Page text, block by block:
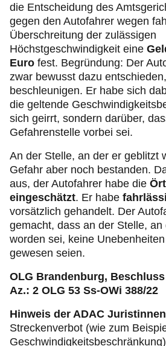
die Entscheidung des
gegen den Autofahrer wegen
Überschreitung der zulässigen
Höchstgeschwindigkeit eine
Euro fest. Begründung: Der
zwar bewusst dazu
beschleunigen. Er habe sich
die geltende
sich geirrt, sondern darüber,
Gefahrenstelle vorbei sei.
An der Stelle, an der er geblitzt
Gefahr aber noch bestanden.
aus, der Autofahrer habe die
eingeschätzt. Er habe
vorsätzlich gehandelt. Der
gemacht, dass an der Stelle, an
worden sei, keine
gewesen seien.
OLG Brandenburg, Beschluss
Az.: 2 OLG 53 Ss-OWi 388/22
Hinweis der ADAC
Streckenverbot (wie zum